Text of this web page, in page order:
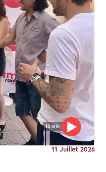
18 min
11 Juillet 2026